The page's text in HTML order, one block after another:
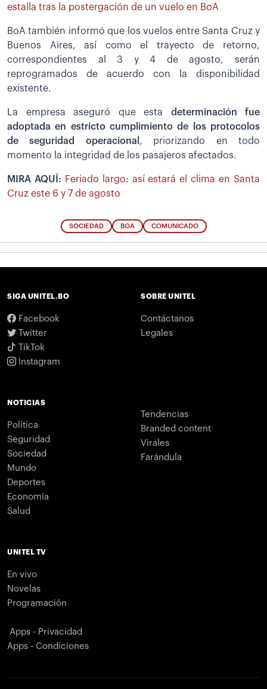
estalla tras la postergación de un vuelo en BoA
BoA también informó que los vuelos entre Santa Cruz y
Buenos Aires, así como el trayecto de retorno,
correspondientes al 3 y 4 de agosto, serán
reprogramados de acuerdo con la disponibilidad
existente.
La empresa aseguró que esta determinación fue
adoptada en estricto cumplimiento de los protocolos
de seguridad operacional , priorizando en todo
momento la integridad de los pasajeros afectados.
MIRA AQUÍ: Feriado largo: así estará el clima en Santa
Cruz este 6 y 7 de agosto
SOCIEDAD BOA COMUNICADO
SIGA UNITEL.BO
Facebook
Twitter
TikTok
Instagram
SOBRE UNITEL
Contáctanos
Legales
NOTICIAS
Política
Seguridad
Sociedad
Mundo
Deportes
Economía
Salud
Tendencias
Branded content
Virales
Farándula
UNITEL TV
En vivo
Novelas
Programación
Apps - Privacidad
Apps - Condiciones